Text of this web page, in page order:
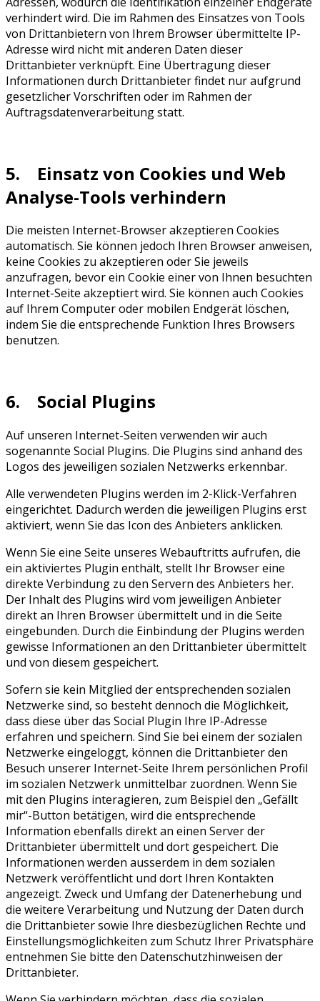
verhindert wird. Die im Rahmen des Einsatzes von Tools
von Drittanbietern von Ihrem Browser übermittelte IP-
Adresse wird nicht mit anderen Daten dieser
Drittanbieter verknüpft. Eine Übertragung dieser
Informationen durch Drittanbieter findet nur aufgrund
gesetzlicher Vorschriften oder im Rahmen der
Auftragsdatenverarbeitung statt.
5. Einsatz von Cookies und Web
Analyse-Tools verhindern
Die meisten Internet-Browser akzeptieren Cookies
automatisch. Sie können jedoch Ihren Browser anweisen,
keine Cookies zu akzeptieren oder Sie jeweils
anzufragen, bevor ein Cookie einer von Ihnen besuchten
Internet-Seite akzeptiert wird. Sie können auch Cookies
auf Ihrem Computer oder mobilen Endgerät löschen,
indem Sie die entsprechende Funktion Ihres Browsers
benutzen.
6. Social Plugins
Auf unseren Internet-Seiten verwenden wir auch
sogenannte Social Plugins. Die Plugins sind anhand des
Logos des jeweiligen sozialen Netzwerks erkennbar.
Alle verwendeten Plugins werden im 2-Klick-Verfahren
eingerichtet. Dadurch werden die jeweiligen Plugins erst
aktiviert, wenn Sie das Icon des Anbieters anklicken.
Wenn Sie eine Seite unseres Webauftritts aufrufen, die
ein aktiviertes Plugin enthält, stellt Ihr Browser eine
direkte Verbindung zu den Servern des Anbieters her.
Der Inhalt des Plugins wird vom jeweiligen Anbieter
direkt an Ihren Browser übermittelt und in die Seite
eingebunden. Durch die Einbindung der Plugins werden
gewisse Informationen an den Drittanbieter übermittelt
und von diesem gespeichert.
Sofern sie kein Mitglied der entsprechenden sozialen
Netzwerke sind, so besteht dennoch die Möglichkeit,
dass diese über das Social Plugin Ihre IP-Adresse
erfahren und speichern. Sind Sie bei einem der sozialen
Netzwerke eingeloggt, können die Drittanbieter den
Besuch unserer Internet-Seite Ihrem persönlichen Profil
im sozialen Netzwerk unmittelbar zuordnen. Wenn Sie
mit den Plugins interagieren, zum Beispiel den „Gefällt
mir“-Button betätigen, wird die entsprechende
Information ebenfalls direkt an einen Server der
Drittanbieter übermittelt und dort gespeichert. Die
Informationen werden ausserdem in dem sozialen
Netzwerk veröffentlicht und dort Ihren Kontakten
angezeigt. Zweck und Umfang der Datenerhebung und
die weitere Verarbeitung und Nutzung der Daten durch
die Drittanbieter sowie Ihre diesbezüglichen Rechte und
Einstellungsmöglichkeiten zum Schutz Ihrer Privatsphäre
entnehmen Sie bitte den Datenschutzhinweisen der
Drittanbieter.